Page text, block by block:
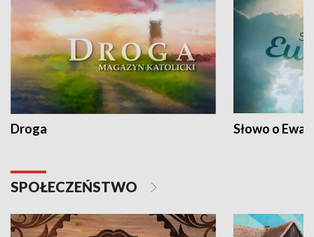
Droga Słowo o
SPOŁECZEŃSTWO